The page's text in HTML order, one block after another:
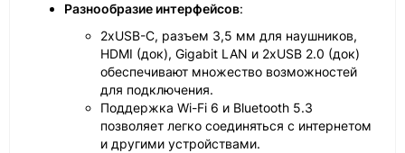
Разнообразие интерфейсов:
2xUSB-C, разъем 3,5 мм для наушников,
HDMI (док), Gigabit LAN и 2xUSB 2.0 (док)
обеспечивают множество возможностей
для подключения.
Поддержка Wi-Fi 6 и Bluetooth 5.3
позволяет легко соединяться с интернетом
и другими устройствами.